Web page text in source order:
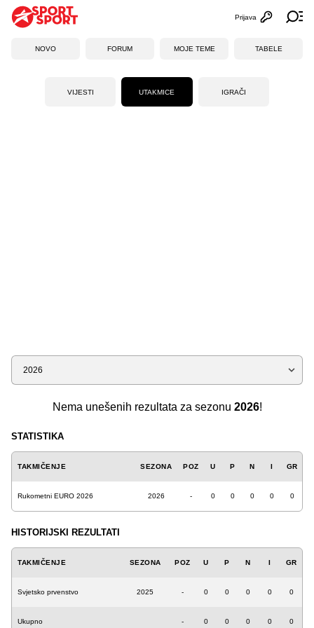
Otvori
Prijava
NOVO FORUM MOJE TEME TABELE
VIJESTI UTAKMICE IGRAČI
Sezona
Nema unešenih rezultata za sezonu 2026!
STATISTIKA
TAKMIČENJE SEZONA POZ U P N I GR
Rukometni EURO 2026 2026 - 0 0 0 0 0
HISTORIJSKI REZULTATI
TAKMIČENJE SEZONA POZ U P N I GR
Svjetsko prvenstvo 2025 - 0 0 0 0 0
Ukupno - 0 0 0 0 0